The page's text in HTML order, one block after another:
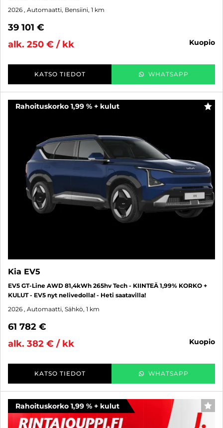
2026 , Automaatti, Bensiini, 1 km
39 101 €
alk. 250 € / kk
kuopio
KATSO TIEDOT WHATSAPP
Rahoituskorko 1,99 % + kulut
Kia EV5
EV5 GT-Line AWD 81,4kWh 265hv Tech - KIINTEÄ 1,99% KORKO +
KULUT - EV5 nyt nelivedolla! - Heti saatavilla!
2026 , Automaatti, Sähkö, 1 km
61 782 €
alk. 382 € / kk
kuopio
KATSO TIEDOT WHATSAPP
Rahoituskorko 1,99 % + kulut